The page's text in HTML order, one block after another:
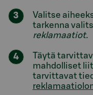
Valitse
tarkenna
reklamaatiot.
Täytä
mahdolliset
tarvittavat